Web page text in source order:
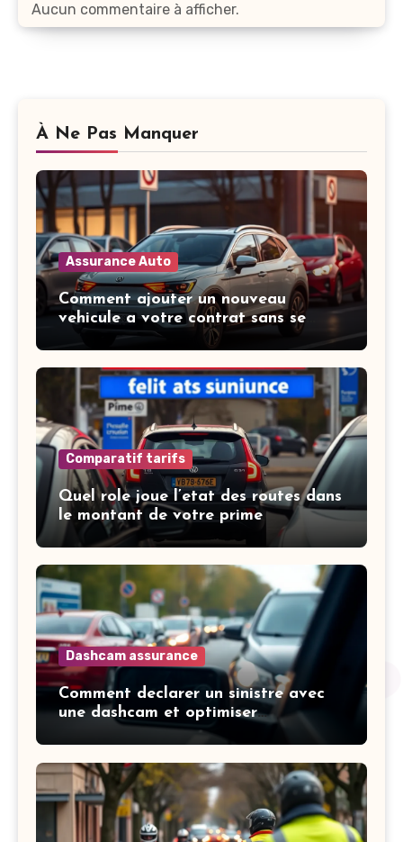
Aucun commentaire à afficher.
À Ne Pas Manquer
Assurance Auto
Comment ajouter un nouveau
vehicule a votre contrat sans se
tromper
Comparatif tarifs
Quel role joue l’etat des routes dans
le montant de votre prime
Dashcam assurance
Comment declarer un sinistre avec
une dashcam et optimiser
l’indemnisation